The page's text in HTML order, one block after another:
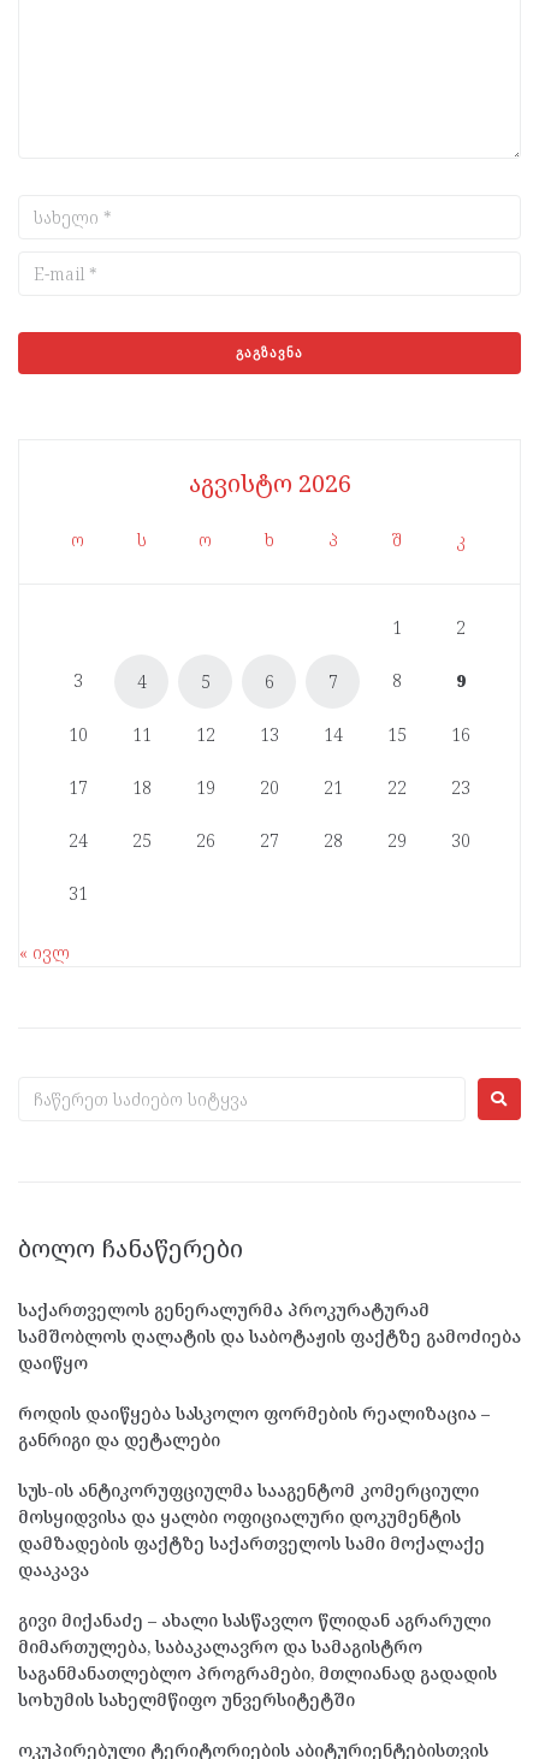
აგვისტო 2026
ო ს ო ხ პ შ კ
1 2
3 4 5 6 7 8 9
10 11 12 13 14 15 16
17 18 19 20 21 22 23
24 25 26 27 28 29 30
31
« ივლ
ᲑᲝᲚᲝ ᲩᲐᲜᲐᲬᲔᲠᲔᲑᲘ
საქართველოს გენერალურმა პროკურატურამ
სამშობლოს ღალატის და საბოტაჟის ფაქტზე გამოძიება
დაიწყო
როდის დაიწყება სასკოლო ფორმების რეალიზაცია –
განრიგი და დეტალები
სუს-ის ანტიკორუფციულმა სააგენტომ კომერციული
მოსყიდვისა და ყალბი ოფიციალური დოკუმენტის
დამზადების ფაქტზე საქართველოს სამი მოქალაქე
დააკავა
გივი მიქანაძე – ახალი სასწავლო წლიდან აგრარული
მიმართულება, საბაკალავრო და სამაგისტრო
საგანმანათლებლო პროგრამები, მთლიანად გადადის
სოხუმის სახელმწიფო უნვერსიტეტში
ოკუპირებული ტერიტორიების აბიტურიენტებისთვის